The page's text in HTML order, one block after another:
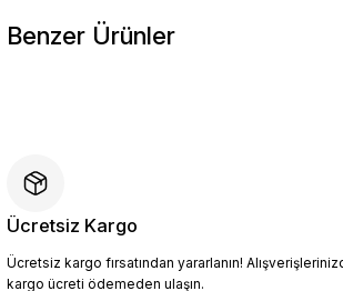
Benzer Ürünler
4.094,10 TL
4.549,00 TL
Sepete Ekle
Ücretsiz Kargo
Ücretsiz kargo fırsatından yararlanın!
kargo ücreti ödemeden ulaşın.